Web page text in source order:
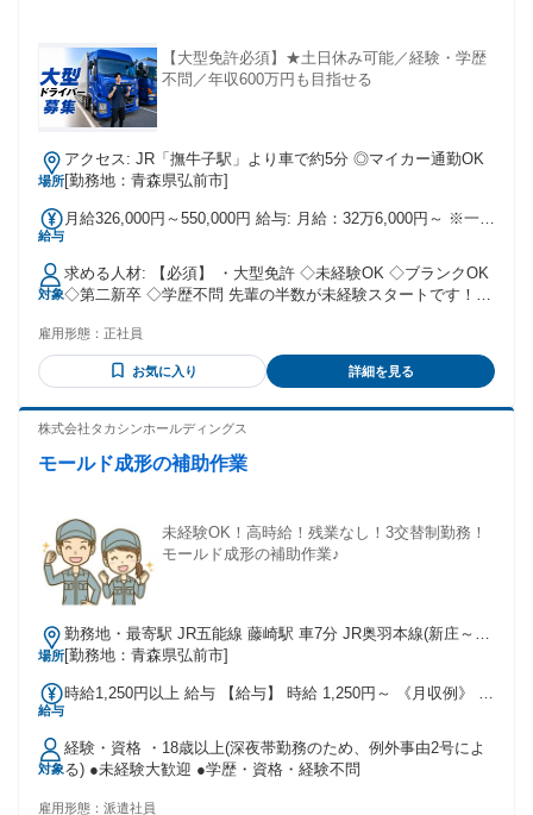
【大型免許必須】★土日休み可能／経験・学歴
不問／年収600万円も目指せる
場所
アクセス: JR「撫牛子駅」より車で約5分 ◎マイカー通勤OK
[勤務地：青森県弘前市]
給与
月給326,000円～550,000円 給与: 月給：32万6,000円～ ※一律
を増やしていくことで収入アップを目指せます！ 初年度の年
収 400万円～600万円 モデル年収例 年収600万円（経験3年）
◆賞与／年2回 ◆運行手当 ◆休日出勤手当 ◆土曜出勤手当 ◆
泊り手当（土日に泊まりがあった場合／1万円）
対象
求める人材: 【必須】 ・大型免許 ◇未経験OK ◇ブランクOK
◇第二新卒 ◇学歴不問 先輩の半数が未経験スタートです！
っている方 ・安定企業で長く腰を据えて働きたい方 ・フリー
ターから正社員をめざしたい方 ・長距離ドライバー、ルート
配送ドライバー、中型ドライバー、などの経験を活かしたい
ど、 異業種から転職した先輩も多数♪
雇用形態： 正社員
お気に入り 詳細を見る
株式会社タカシンホールディングス
モールド成形の補助作業
未経験OK！高時給！残業なし！3交替制勤務！
モールド成形の補助作業♪
場所
勤務地・最寄駅 JR五能線 藤崎駅 車7分 JR奥羽本線(新庄～青
森) 撫牛子駅 車7分 JR奥羽本線(新庄～青森) 弘前駅 車14分
[勤務地：青森県弘前市]
給与
時給1,250円以上 給与 【給与】 時給 1,250円～ 《月収例》 時
万円 通勤手当別途支給
対象
経験・資格 ・18歳以上(深夜帯勤務のため、例外事由2号によ
る) ●未経験大歓迎 ●学歴・資格・経験不問
雇用形態： 派遣社員